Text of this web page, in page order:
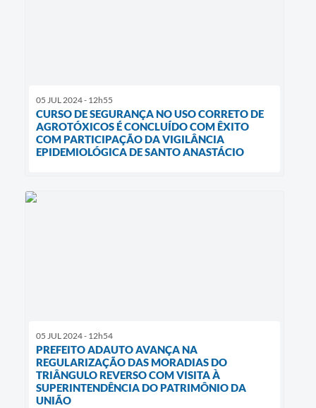
05 JUL 2024 - 12h55
CURSO DE SEGURANÇA NO USO CORRETO DE
AGROTÓXICOS É CONCLUÍDO COM ÊXITO
COM PARTICIPAÇÃO DA VIGILÂNCIA
EPIDEMIOLÓGICA DE SANTO ANASTÁCIO
05 JUL 2024 - 12h54
PREFEITO ADAUTO AVANÇA NA
REGULARIZAÇÃO DAS MORADIAS DO
TRIÂNGULO REVERSO COM VISITA À
SUPERINTENDÊNCIA DO PATRIMÔNIO DA
UNIÃO